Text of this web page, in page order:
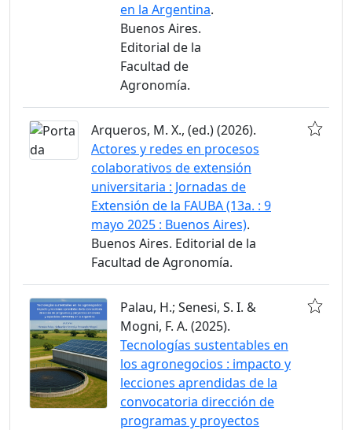
en la Argentina.
Buenos Aires.
Editorial de la
Facultad de
Agronomía.
Arqueros, M. X., (ed.) (2026).
Actores y redes en procesos
colaborativos de extensión
universitaria : Jornadas de
Extensión de la FAUBA (13a. : 9
mayo 2025 : Buenos Aires).
Buenos Aires. Editorial de la
Facultad de Agronomía.
Palau, H.; Senesi, S. I. &
Mogni, F. A. (2025).
Tecnologías sustentables en
los agronegocios : impacto y
lecciones aprendidas de la
convocatoria dirección de
programas y proyectos